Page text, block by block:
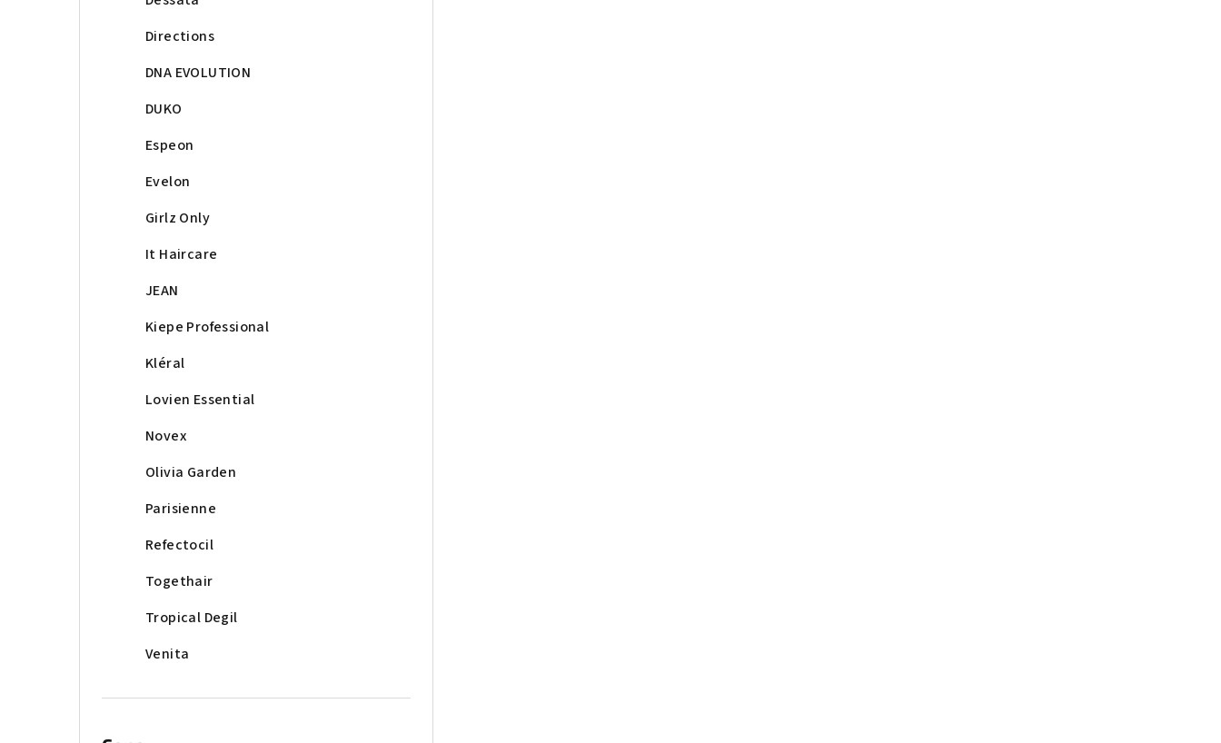
Directions
DNA EVOLUTION
DUKO
Espeon
Evelon
Girlz Only
It Haircare
JEAN
Kiepe Professional
Kléral
Lovien Essential
Novex
Olivia Garden
Parisienne
Refectocil
Togethair
Tropical Degil
Venita